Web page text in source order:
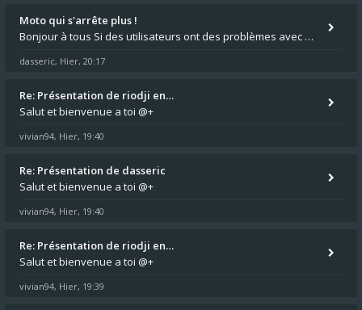
Moto qui s'arrête plus !
Bonjour à tous Si des utilisateurs ont des problèmes avec leur moto qui démarre plus, la mienne ne coupe plus :?: - Je
dasseric, Hier, 20:17
Re: Présentation de riodji en…
Salut et bienvenue a toi @+
vivian94, Hier, 19:40
Re: Présentation de dasseric
Salut et bienvenue a toi @+
vivian94, Hier, 19:40
Re: Présentation de riodji en…
Salut et bienvenue a toi @+
vivian94, Hier, 19:39